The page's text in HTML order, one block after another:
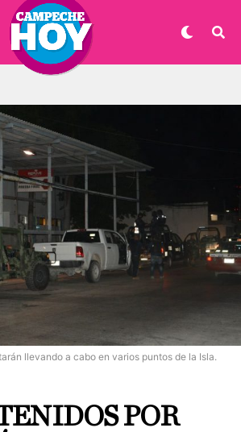
llevando a cabo en varios puntos de la Isla.
POR